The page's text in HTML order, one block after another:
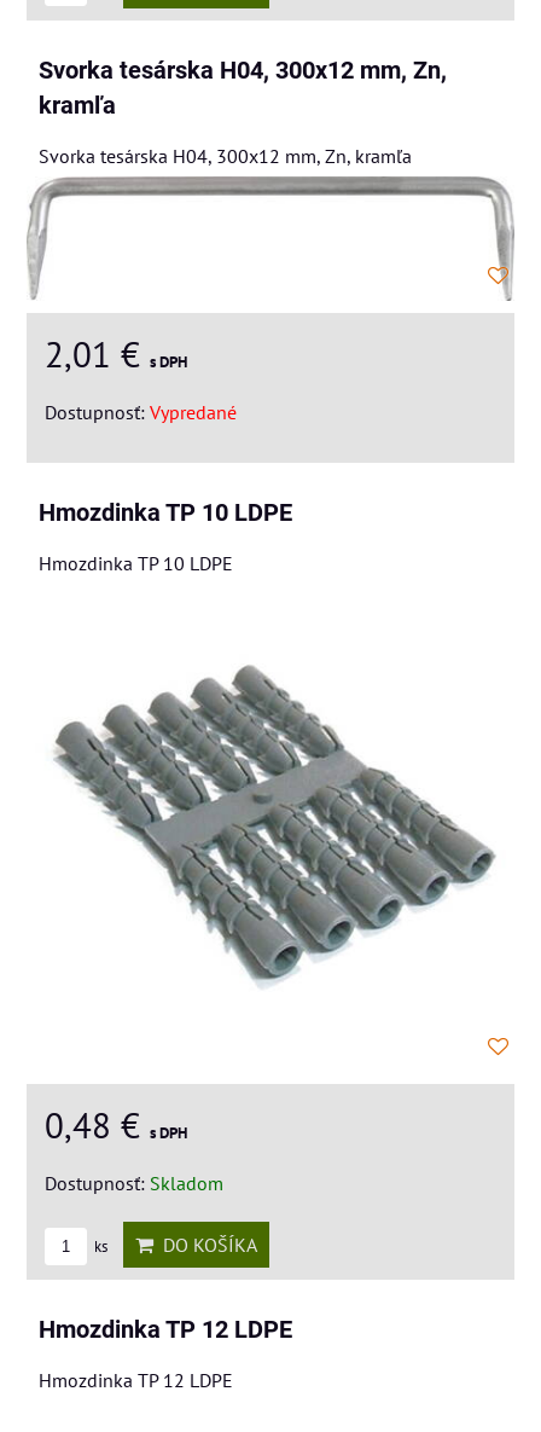
Svorka tesárska H04, 300x12 mm, Zn,
kramľa
Svorka tesárska H04, 300x12 mm, Zn, kramľa
2,01 € s DPH
Dostupnosť: Vypredané
Hmozdinka TP 10 LDPE
Hmozdinka TP 10 LDPE
0,48 € s DPH
Dostupnosť: Skladom
ks DO KOŠÍKA
Hmozdinka TP 12 LDPE
Hmozdinka TP 12 LDPE